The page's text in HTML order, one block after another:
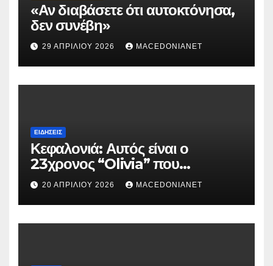
«Αν διαβάσετε ότι αυτοκτόνησα,
δεν συνέβη»
29 ΑΠΡΙΛΊΟΥ 2026 MACEDONIANET
ΕΙΔΉΣΕΙΣ
Κεφαλονιά: Αυτός είναι ο
23χρονος “Olivia” που
κατηγορείται για τον θάνατο της
Μυρτούς
20 ΑΠΡΙΛΊΟΥ 2026 MACEDONIANET